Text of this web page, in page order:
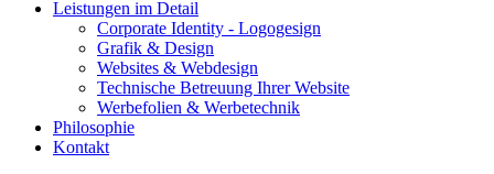
Leistungen im Detail
Corporate Identity - Logogesign
Grafik & Design
Websites & Webdesign
Technische Betreuung Ihrer Website
Werbefolien & Werbetechnik
Philosophie
Kontakt